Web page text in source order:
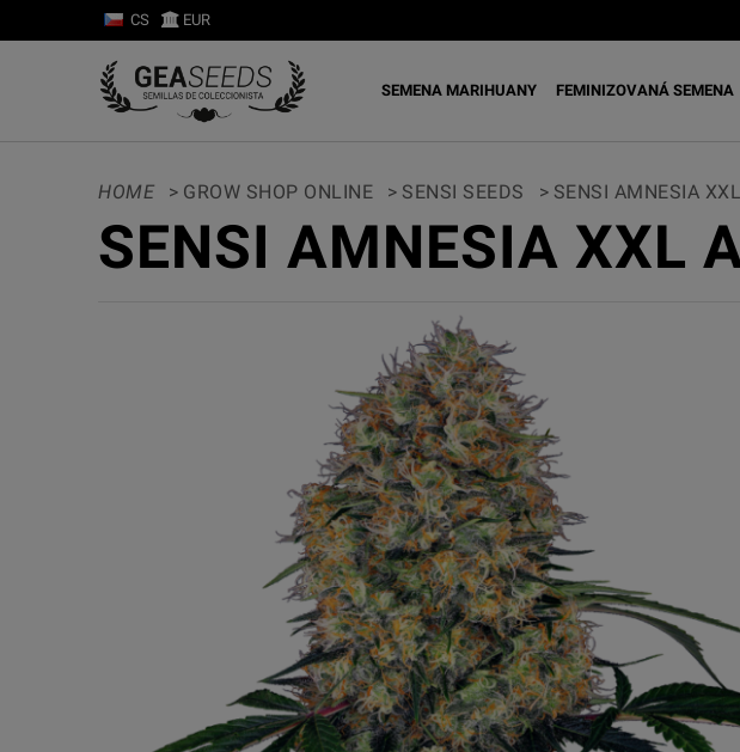
CS EUR
SEMENA MARIHUANY FEMINIZOVANÁ SEMENA
HOME > GROW SHOP ONLINE > SENSI SEEDS > SENSI AMNESIA
SENSI AMNESIA XXL